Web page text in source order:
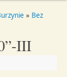
» Bez
III